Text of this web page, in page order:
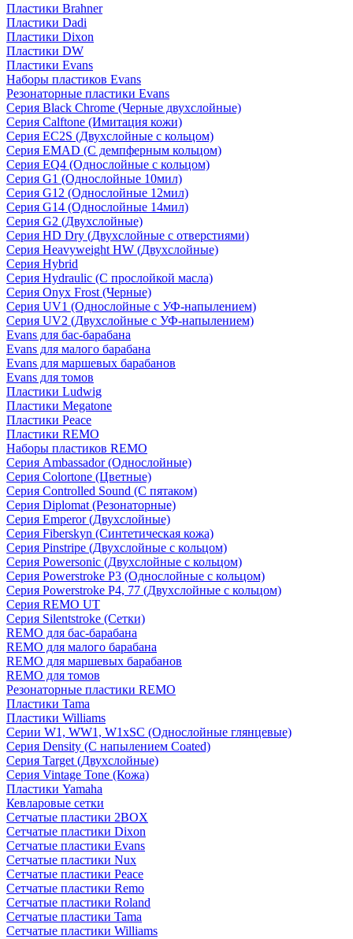
Пластики Brahner
Пластики Dadi
Пластики Dixon
Пластики DW
Пластики Evans
Наборы пластиков Evans
Резонаторные пластики Evans
Серия Black Chrome (Черные двухслойные)
Серия Calftone (Имитация кожи)
Серия EC2S (Двухслойные с кольцом)
Серия EMAD (С демпферным кольцом)
Серия EQ4 (Однослойные с кольцом)
Серия G1 (Однослойные 10мил)
Серия G12 (Однослойные 12мил)
Серия G14 (Однослойные 14мил)
Серия G2 (Двухслойные)
Серия HD Dry (Двухслойные с отверстиями)
Серия Heavyweight HW (Двухслойные)
Серия Hybrid
Серия Hydraulic (С прослойкой масла)
Серия Onyx Frost (Черные)
Серия UV1 (Однослойные с УФ-напылением)
Серия UV2 (Двухслойные с УФ-напылением)
Evans для бас-барабана
Evans для малого барабана
Evans для маршевых барабанов
Evans для томов
Пластики Ludwig
Пластики Megatone
Пластики Peace
Пластики REMO
Наборы пластиков REMO
Серия Ambassador (Однослойные)
Серия Colortone (Цветные)
Серия Controlled Sound (С пятаком)
Серия Diplomat (Резонаторные)
Серия Emperor (Двухслойные)
Серия Fiberskyn (Синтетическая кожа)
Серия Pinstripe (Двухслойные с кольцом)
Серия Powersonic (Двухслойные с кольцом)
Серия Powerstroke P3 (Однослойные с кольцом)
Серия Powerstroke P4, 77 (Двухслойные с кольцом)
Серия REMO UT
Серия Silentstroke (Сетки)
REMO для бас-барабана
REMO для малого барабана
REMO для маршевых барабанов
REMO для томов
Резонаторные пластики REMO
Пластики Tama
Пластики Williams
Серии W1, WW1, W1xSC (Однослойные глянцевые)
Серия Density (C напылением Coated)
Серия Target (Двухслойные)
Серия Vintage Tone (Кожа)
Пластики Yamaha
Кевларовые сетки
Сетчатые пластики 2BOX
Сетчатые пластики Dixon
Сетчатые пластики Evans
Сетчатые пластики Nux
Сетчатые пластики Peace
Сетчатые пластики Remo
Сетчатые пластики Roland
Сетчатые пластики Tama
Сетчатые пластики Williams